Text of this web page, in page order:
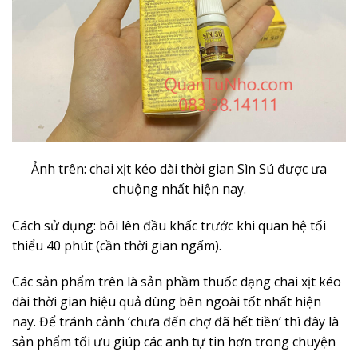
Ảnh trên: chai xịt kéo dài thời gian Sìn Sú được ưa
chuộng nhất hiện nay.
Cách sử dụng: bôi lên đầu khấc trước khi quan hệ tối
thiểu 40 phút (cần thời gian ngấm).
Các sản phẩm trên là sản phầm thuốc dạng chai xịt kéo
dài thời gian hiệu quả dùng bên ngoài tốt nhất hiện
nay. Để tránh cảnh ‘chưa đến chợ đã hết tiền’ thì đây là
sản phẩm tối ưu giúp các anh tự tin hơn trong chuyện